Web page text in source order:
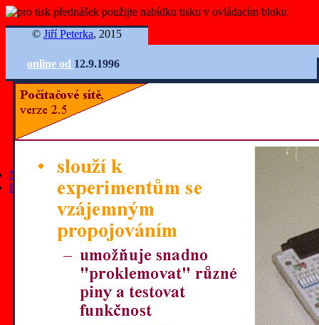
© Jiří Peterka, 2015
online od 12.9.1996
Nejnovější články
Další články
všechny články
články z roku 2025
články z roku 2024
články z roku 2023
články z roku 2022
články z roku 2021
články z roku 2020